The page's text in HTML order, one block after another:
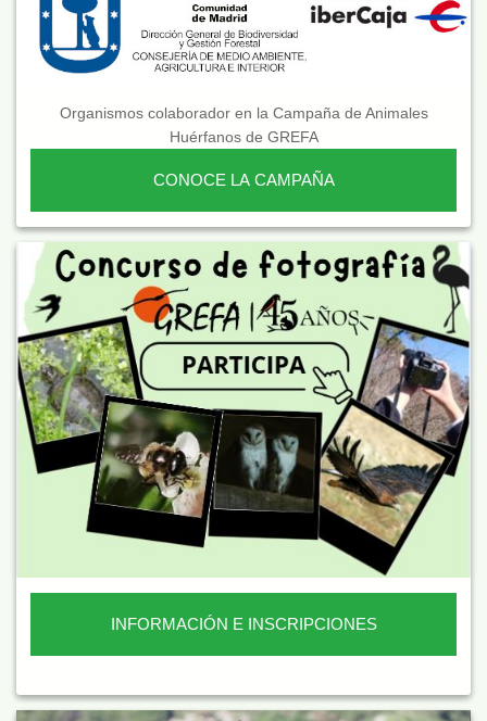
Organismos colaborador en la Campaña de Animales
Huérfanos de GREFA
CONOCE LA CAMPAÑA
INFORMACIÓN E INSCRIPCIONES